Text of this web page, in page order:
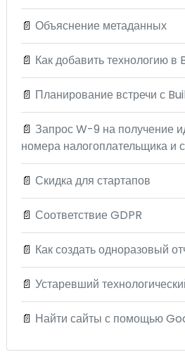
📄 Объяснение метаданных
📄 Как добавить технологию в
📄 Планирование встречи с
📄 Запрос W-9 на получение
номера налогоплательщика и
📄 Скидка для стартапов
📄 Соответствие GDPR
📄 Как создать одноразовый
📄 Устаревший
📄 Найти сайты с помощью